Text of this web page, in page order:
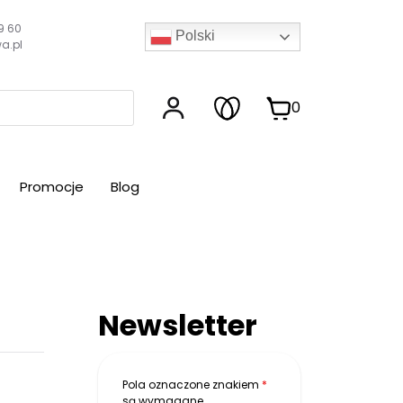
60
Polski
0
Promocje Blog
Newsletter
Pola oznaczone znakiem *